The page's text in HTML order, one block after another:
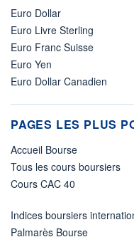
Euro Dollar
Euro Livre Sterling
Euro Franc Suisse
Euro Yen
Euro Dollar Canadien
PAGES LES PLUS
Accueil Bourse
Tous les cours boursiers
Cours CAC 40
Indices boursiers
Palmarès Bourse